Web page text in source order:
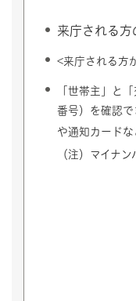
来庁される方
<来庁される方
「世帯主」と
番号）を確認で
や通知カードな
（注）マイナ